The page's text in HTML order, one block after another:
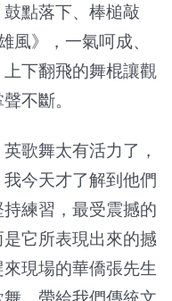
點落下、棒槌敲
風》，一氣呵成、
下翻飛的舞棍讓觀
不斷。
歌舞太有活力了，
今天才了解到他們
練習，最受震撼的
它所表現出來的撼
現場的華僑張先生